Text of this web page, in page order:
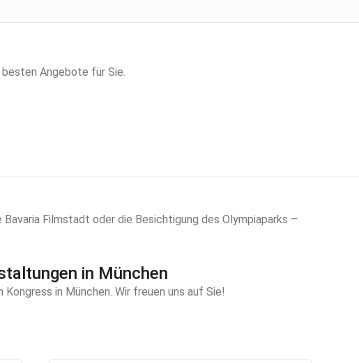
Angebote für Sie.
Filmstadt oder die Besichtigung des Olympiaparks –
in München
in München. Wir freuen uns auf Sie!